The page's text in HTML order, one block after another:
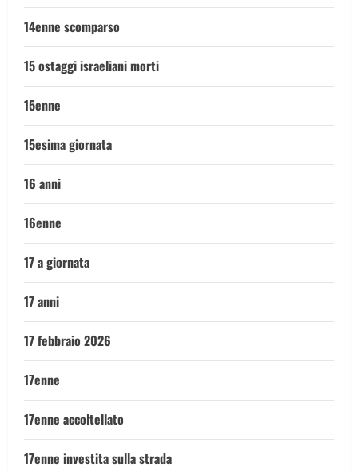
14enne scomparso
15 ostaggi israeliani morti
15enne
15esima giornata
16 anni
16enne
17 a giornata
17 anni
17 febbraio 2026
17enne
17enne accoltellato
17enne investita sulla strada